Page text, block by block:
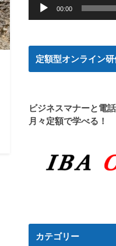
00:00
定額型オンライン研
ビジネスマナーと電
月々定額で学べる！
カテゴリー